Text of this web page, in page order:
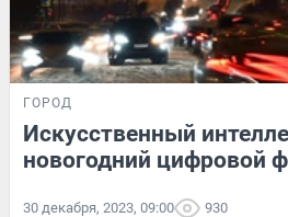
ГОРОД
Искусственный
новогодний цифровой
30 декабря, 2023, 09:00 930